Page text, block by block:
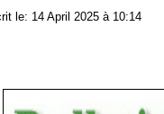
le: 14 April 2025 à 10:14